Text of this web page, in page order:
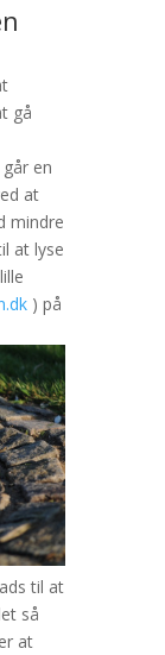
gå
en
at
mindre
at lyse
) på
til at
så
at